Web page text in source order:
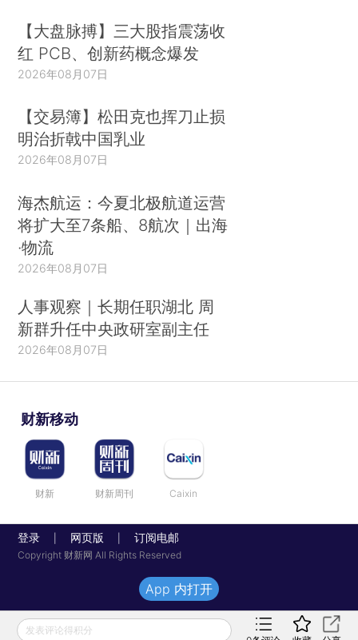
【大盘脉搏】三大股指震荡收
红 PCB、创新药概念爆发
2026年08月07日
【交易簿】松田克也挥刀止损
明治折戟中国乳业
2026年08月07日
海杰航运：今夏北极航道运营
将扩大至7条船、8航次｜出海
·物流
2026年08月07日
人事观察｜长期任职湖北 周
新群升任中央政研室副主任
2026年08月07日
财新移动
财新 财新周刊 Caixin
登录 网页版 订阅电邮
Copyright 财新网 All Rights Reserved
发表评论得积分
App 内打开